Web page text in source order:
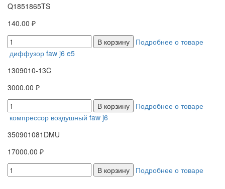
Q1851865TS
140.00 ₽
В корзину
Подробнее о товаре
диффузор faw j6 e5
1309010-13C
3000.00 ₽
В корзину
Подробнее о товаре
компрессор воздушный faw j6
350901081DMU
17000.00 ₽
В корзину
Подробнее о товаре